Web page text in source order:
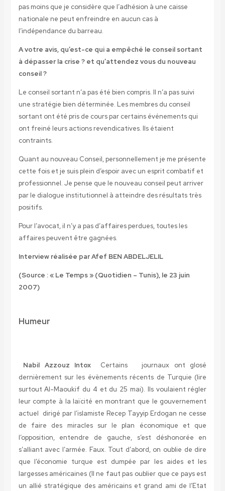
pas moins que je considère que l’adhésion à une caisse
nationale ne peut enfreindre en aucun cas à
l’indépendance du barreau.
A votre avis, qu’est-ce qui a empêché le conseil sortant
à dépasser la crise ? et qu’attendez vous du nouveau
conseil ?
Le conseil sortant n’a pas été bien compris. Il n’a pas suivi
une stratégie bien déterminée. Les membres du conseil
sortant ont été pris de cours par certains événements qui
ont freiné leurs actions revendicatives. Ils étaient
contraints.
Quant au nouveau Conseil, personnellement je me présente
cette fois et je suis plein d’espoir avec un esprit combatif et
professionnel. Je pense que le nouveau conseil peut arriver
par le dialogue institutionnel à atteindre des résultats très
positifs.
Pour l’avocat, il n’y a pas d’affaires perdues, toutes les
affaires peuvent être gagnées.
Interview réalisée par Afef BEN ABDELJELIL
(Source : « Le Temps » (Quotidien – Tunis), le 23 juin
2007)
Humeur
Nabil Azzouz Intox Certains journaux ont glosé
dernièrement sur les évènements récents de Turquie (lire
surtout Al-Maoukif du 4 et du 25 mai). Ils voulaient régler
leur compte à la laïcité en montrant que le gouvernement
actuel dirigé par l’islamiste Recep Tayyip Erdogan ne cesse
de faire des miracles sur le plan économique et que
l’opposition, entendre de gauche, s’est déshonorée en
s’alliant avec l’armée. Faux. Tout d’abord, on oublie de dire
que l’économie turque est dumpée par les aides et les
largesses américaines (Il ne faut pas oublier que ce pays est
un allié stratégique des américains et grand ami de l’Etat